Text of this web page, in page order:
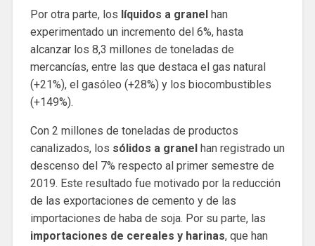
Por otra parte, los líquidos a granel han
experimentado un incremento del 6%, hasta
alcanzar los 8,3 millones de toneladas de
mercancías, entre las que destaca el gas natural
(+21%), el gasóleo (+28%) y los biocombustibles
(+149%).
Con 2 millones de toneladas de productos
canalizados, los sólidos a granel han registrado un
descenso del 7% respecto al primer semestre de
2019. Este resultado fue motivado por la reducción
de las exportaciones de cemento y de las
importaciones de haba de soja. Por su parte, las
importaciones de cereales y harinas, que han